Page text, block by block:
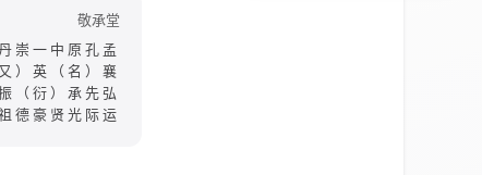
敬承堂
崇一中原孔孟
）英（名）襄
（衍）承先弘
德豪贤光际运